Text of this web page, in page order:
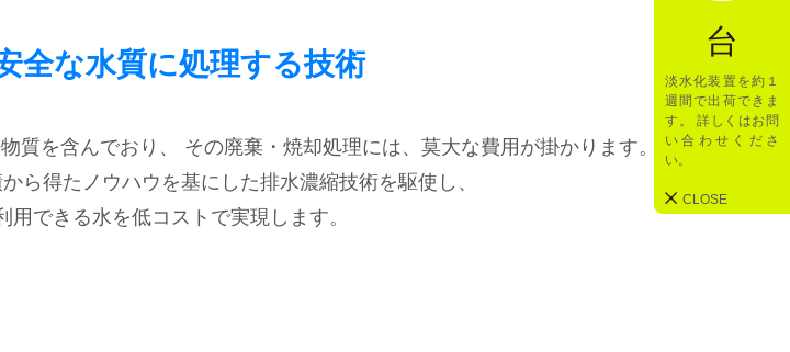
全な水質に処理する技術
質を含んでおり、 その廃棄・焼却処理には、莫大な費用が掛かります。
ら得たノウハウを基にした排水濃縮技術を駆使し、
用できる水を低コストで実現します。
台
淡水化装置を約１
週間で出荷できま
す。 詳しくはお問
い合わせくださ
い。
CLOSE